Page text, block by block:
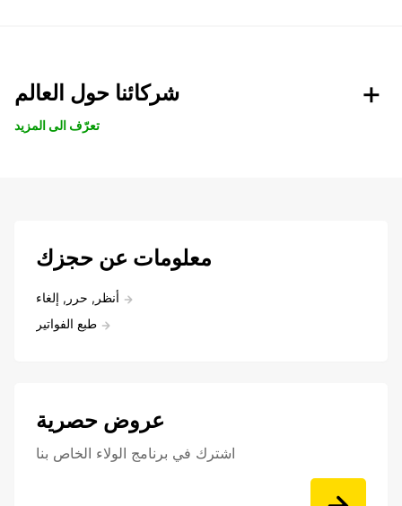
شركائنا حول العالم
تعرّف الى المزيد
معلومات عن حجزك
أنظر, حرر, إلغاء
طبع الفواتير
عروض حصرية
اشترك في برنامج الولاء الخاص بنا